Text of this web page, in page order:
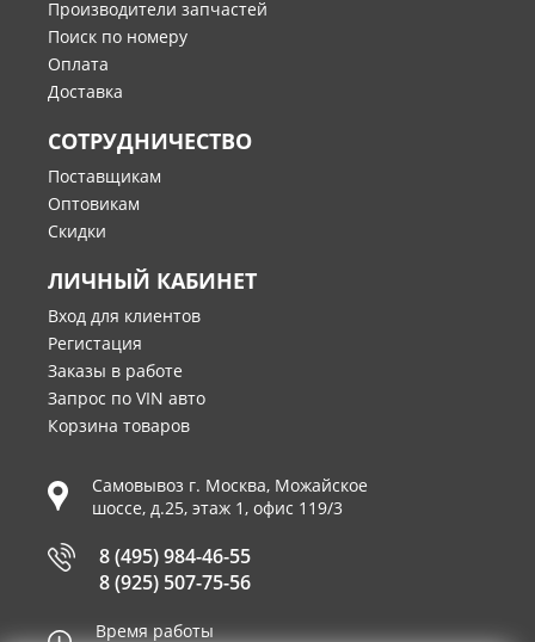
Производители запчастей
Поиск по номеру
Оплата
Доставка
СОТРУДНИЧЕСТВО
Поставщикам
Оптовикам
Скидки
ЛИЧНЫЙ КАБИНЕТ
Вход для клиентов
Регистация
Заказы в работе
Запрос по VIN авто
Корзина товаров
Самовывоз г. Москва, Можайское
шоссе, д.25, этаж 1, офис 119/3
8 (495) 984-46-55
8 (925) 507-75-56
Время работы